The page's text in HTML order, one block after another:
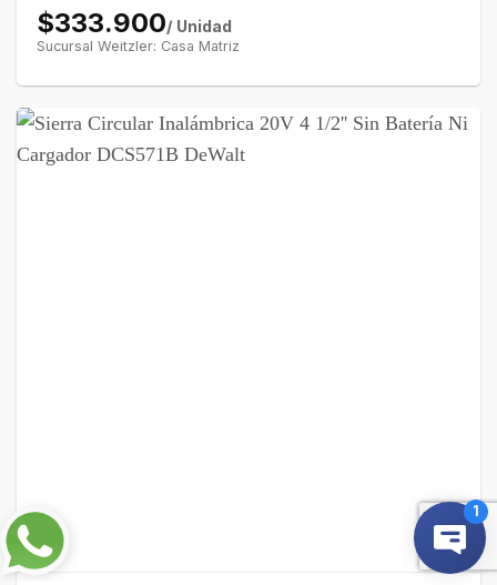
$333.900/ Unidad
Sucursal Weitzler: Casa Matriz